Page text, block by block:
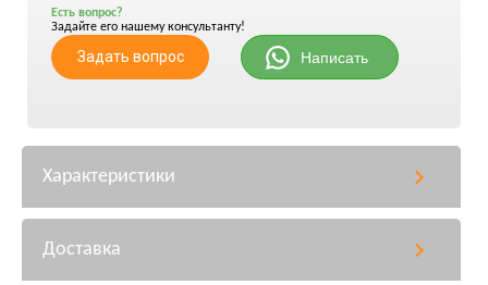
Есть вопрос?
Задайте его нашему консультанту!
Задать вопрос Написать
Характеристики
Доставка